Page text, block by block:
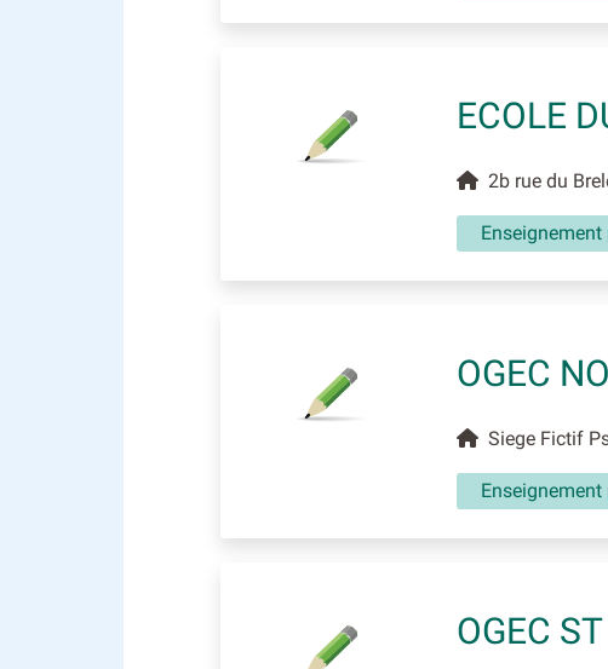
ECOLE
2b rue du
OGEC
Siege Fictif
OGEC